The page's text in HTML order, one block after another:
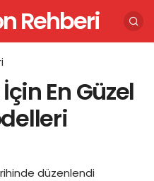
Rehberi
En Güzel
düzenlendi